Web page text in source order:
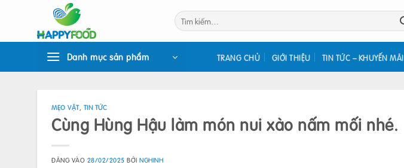
Tìm
kiếm:
Danh mục sản phẩm TRANG CHỦ GIỚI THIỆU TIN TỨC – KHUYẾN MÃI
MẸO VẶT, TIN TỨC
Cùng Hùng Hậu làm món nui xào nấm mối nhé.
ĐĂNG VÀO 28/02/2025 BỞINGHINH